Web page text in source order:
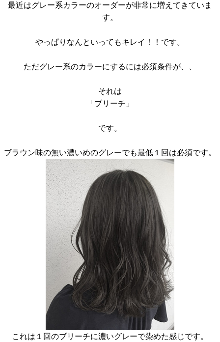
アクセス
採用情報
フレンドシップ
お問い合わせ
最近はグレー系カラーのオーダーが非常に増えてきていま
す。
やっぱりなんといってもキレイ！！です。
ただグレー系のカラーにするには必須条件が、、
それは
「ブリーチ」
です。
ブラウン味の無い濃いめのグレーでも最低１回は必須です。
これは１回のブリーチに濃いグレーで染めた感じです。